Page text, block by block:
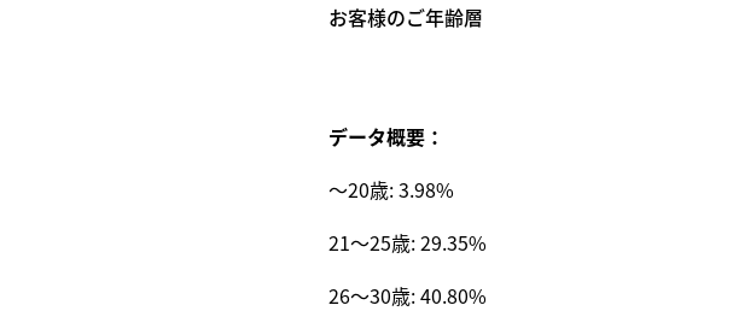
お客様のご年齢層
データ概要：
〜20歳: 3.98%
21〜25歳: 29.35%
26〜30歳: 40.80%